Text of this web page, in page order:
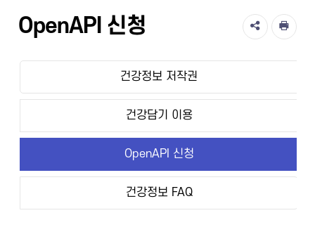
OpenAPI 신청
건강정보 저작권
건강담기 이용
OpenAPI 신청
건강정보 FAQ